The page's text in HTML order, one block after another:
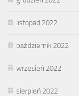
listopad 2022
październik 2022
wrzesień 2022
sierpień 2022